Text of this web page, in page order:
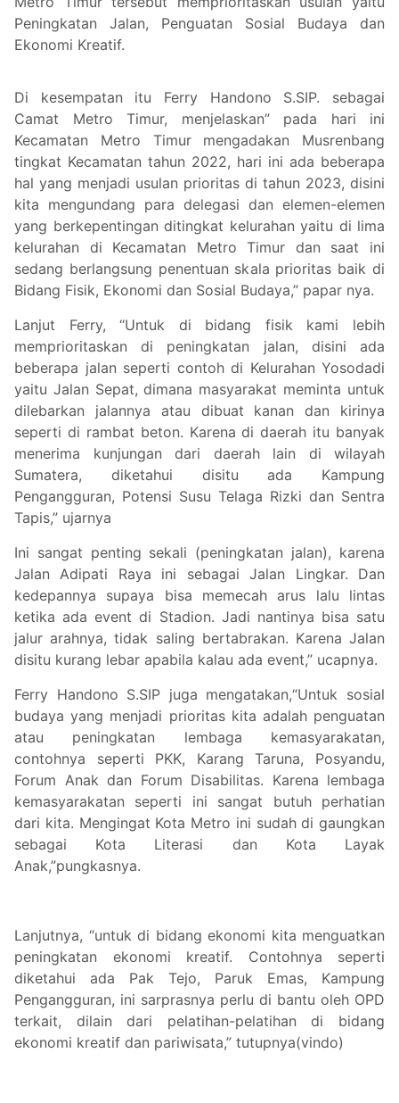
Peningkatan Jalan, Penguatan Sosial Budaya dan
Ekonomi Kreatif.
Di kesempatan itu Ferry Handono S.SIP. sebagai
Camat Metro Timur, menjelaskan” pada hari ini
Kecamatan Metro Timur mengadakan Musrenbang
tingkat Kecamatan tahun 2022, hari ini ada beberapa
hal yang menjadi usulan prioritas di tahun 2023, disini
kita mengundang para delegasi dan elemen-elemen
yang berkepentingan ditingkat kelurahan yaitu di lima
kelurahan di Kecamatan Metro Timur dan saat ini
sedang berlangsung penentuan skala prioritas baik di
Bidang Fisik, Ekonomi dan Sosial Budaya,” papar nya.
Lanjut Ferry, “Untuk di bidang fisik kami lebih
memprioritaskan di peningkatan jalan, disini ada
beberapa jalan seperti contoh di Kelurahan Yosodadi
yaitu Jalan Sepat, dimana masyarakat meminta untuk
dilebarkan jalannya atau dibuat kanan dan kirinya
seperti di rambat beton. Karena di daerah itu banyak
menerima kunjungan dari daerah lain di wilayah
Sumatera, diketahui disitu ada Kampung
Pengangguran, Potensi Susu Telaga Rizki dan Sentra
Tapis,” ujarnya
Ini sangat penting sekali (peningkatan jalan), karena
Jalan Adipati Raya ini sebagai Jalan Lingkar. Dan
kedepannya supaya bisa memecah arus lalu lintas
ketika ada event di Stadion. Jadi nantinya bisa satu
jalur arahnya, tidak saling bertabrakan. Karena Jalan
disitu kurang lebar apabila kalau ada event,” ucapnya.
Ferry Handono S.SIP juga mengatakan,“Untuk sosial
budaya yang menjadi prioritas kita adalah penguatan
atau peningkatan lembaga kemasyarakatan,
contohnya seperti PKK, Karang Taruna, Posyandu,
Forum Anak dan Forum Disabilitas. Karena lembaga
kemasyarakatan seperti ini sangat butuh perhatian
dari kita. Mengingat Kota Metro ini sudah di gaungkan
sebagai Kota Literasi dan Kota Layak
Anak,”pungkasnya.
Lanjutnya, “untuk di bidang ekonomi kita menguatkan
peningkatan ekonomi kreatif. Contohnya seperti
diketahui ada Pak Tejo, Paruk Emas, Kampung
Pengangguran, ini sarprasnya perlu di bantu oleh OPD
terkait, dilain dari pelatihan-pelatihan di bidang
ekonomi kreatif dan pariwisata,” tutupnya(vindo)